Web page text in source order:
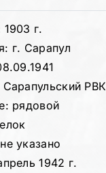
г.
г. Сарапул
РВК
рядовой
указано
1942 г.